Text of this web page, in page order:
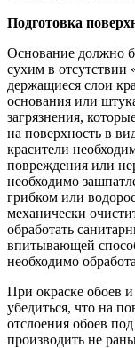
Подготовка
Основание должно
сухим в
держащиеся слои
основания или
загрязнения,
на поверхность в
красители
повреждения или
необходимо
грибком или
механически
обработать
впитывающей
необходимо
При окраске обоев
убедиться, что на
отслоения обоев
производить не